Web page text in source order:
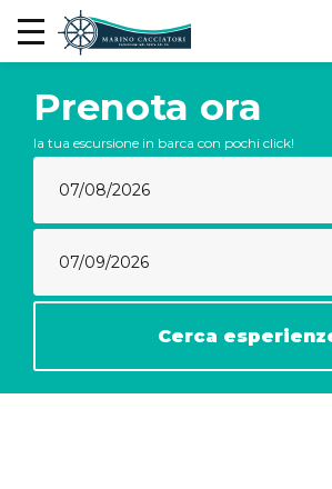
Prenota ora
la tua escursione in barca con pochi click!
Cerca